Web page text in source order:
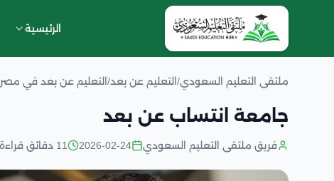
الرئيسية
ملتقى التعليم السعودي/ التعليم عن بعد/ التعليم عن بعد في مصر
جامعة انتساب عن بعد
فريق ملتقى التعليم السعودي 2026-02-24 11 دقائق قراءة